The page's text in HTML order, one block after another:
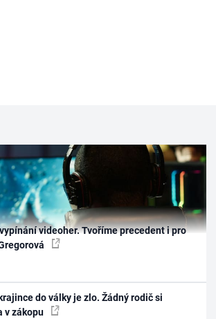
videoher. Tvoříme precedent i pro
do války je zlo. Žádný rodič si
v zákopu